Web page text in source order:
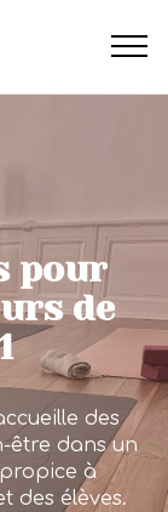
pour
de
des
être dans un
à
des élèves.